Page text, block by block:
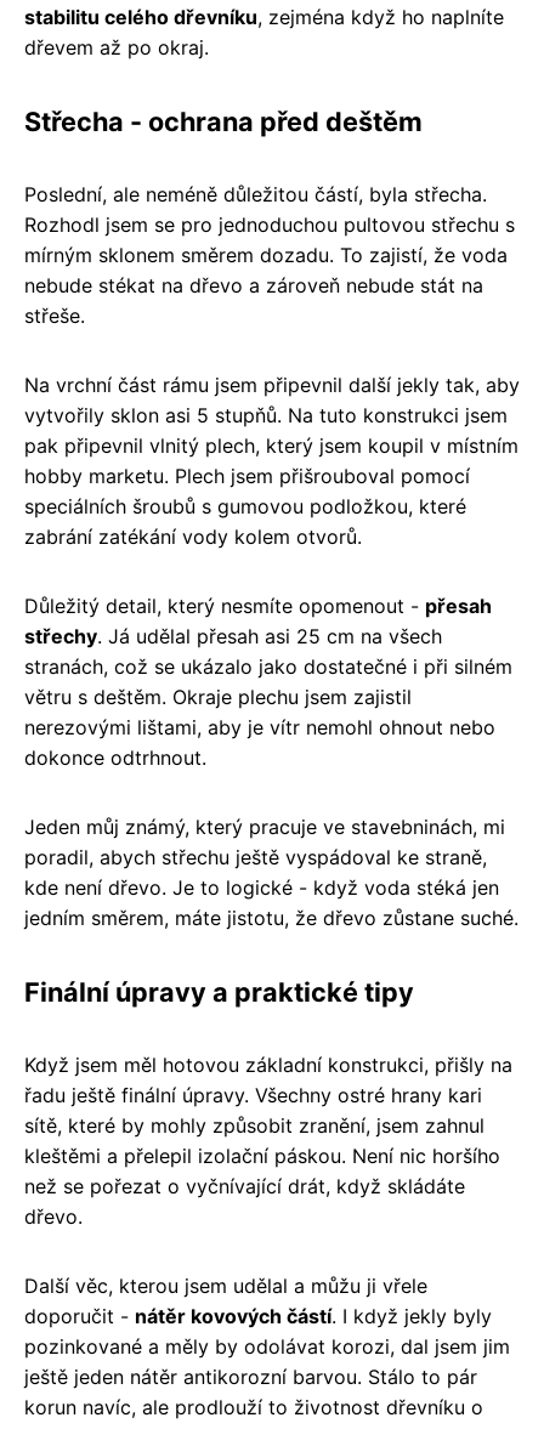
stabilitu celého dřevníku, zejména když ho naplníte
dřevem až po okraj.
Střecha - ochrana před deštěm
Poslední, ale neméně důležitou částí, byla střecha.
Rozhodl jsem se pro jednoduchou pultovou střechu s
mírným sklonem směrem dozadu. To zajistí, že voda
nebude stékat na dřevo a zároveň nebude stát na
střeše.
Na vrchní část rámu jsem připevnil další jekly tak, aby
vytvořily sklon asi 5 stupňů. Na tuto konstrukci jsem
pak připevnil vlnitý plech, který jsem koupil v místním
hobby marketu. Plech jsem přišrouboval pomocí
speciálních šroubů s gumovou podložkou, které
zabrání zatékání vody kolem otvorů.
Důležitý detail, který nesmíte opomenout - přesah
střechy. Já udělal přesah asi 25 cm na všech
stranách, což se ukázalo jako dostatečné i při silném
větru s deštěm. Okraje plechu jsem zajistil
nerezovými lištami, aby je vítr nemohl ohnout nebo
dokonce odtrhnout.
Jeden můj známý, který pracuje ve stavebninách, mi
poradil, abych střechu ještě vyspádoval ke straně,
kde není dřevo. Je to logické - když voda stéká jen
jedním směrem, máte jistotu, že dřevo zůstane suché.
Finální úpravy a praktické tipy
Když jsem měl hotovou základní konstrukci, přišly na
řadu ještě finální úpravy. Všechny ostré hrany kari
sítě, které by mohly způsobit zranění, jsem zahnul
kleštěmi a přelepil izolační páskou. Není nic horšího
než se pořezat o vyčnívající drát, když skládáte
dřevo.
Další věc, kterou jsem udělal a můžu ji vřele
doporučit - nátěr kovových částí. I když jekly byly
pozinkované a měly by odolávat korozi, dal jsem jim
ještě jeden nátěr antikorozní barvou. Stálo to pár
korun navíc, ale prodlouží to životnost dřevníku o